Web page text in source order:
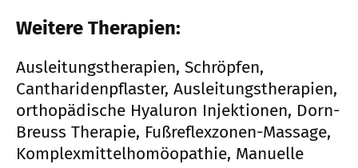
Weitere Therapien:
Ausleitungstherapien, Schröpfen,
Cantharidenpflaster, Ausleitungstherapien,
orthopädische Hyaluron Injektionen, Dorn-
Breuss Therapie, Fußreflexzonen-Massage,
Komplexmittelhomöopathie, Manuelle